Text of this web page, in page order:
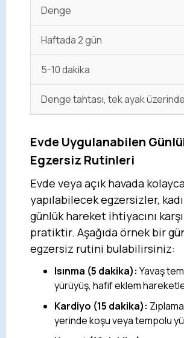
Denge
Haftada 2 gün
5-10 dakika
Denge tahtası, tek ayak
Evde Uygulanabilen
Egzersiz Rutinleri
Evde veya açık havada
yapılabilecek egzersizler,
günlük hareket ihtiyacını
pratiktir. Aşağıda örnek bir
egzersiz rutini bulabilirsiniz:
Isınma (5 dakika): Yavaş
yürüyüş, hafif eklem
Kardiyo (15 dakika):
yerinde koşu veya tempolu